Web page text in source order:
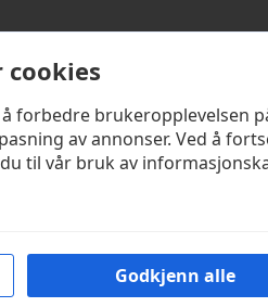
cookies
forbedre brukeropplevelsen
av annonser. Ved å
til vår bruk av
Godkjenn alle